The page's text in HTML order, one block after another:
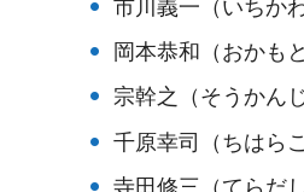
市川義一（いちか
岡本恭和（おかも
宗幹之（そうかん
千原幸司（ちはら